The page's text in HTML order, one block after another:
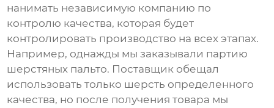
нанимать независимую компанию по
контролю качества, которая будет
контролировать производство на всех этапах.
Например, однажды мы заказывали партию
шерстяных пальто. Поставщик обещал
использовать только шерсть определенного
качества, но после получения товара мы